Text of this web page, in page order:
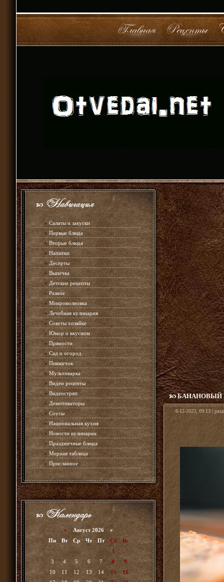
» Салаты и закуски
» Первые блюда
» Вторые блюда
» Напитки
»Десерты
» Выпечка
» Детские рецепты
» Разное
» Микроволновка
» Лечебная кулинария
» Советы хозяйке
» Юмор о вкусном
» Пряности
» Сад и огород
» Пикничок
» Мультиварка
» Видео рецепты
» Видеостряп
» Демотиваторы
» Соусы
» Национальная кухня
» Новости кулинарии
» Праздничные блюда
» Мерная таблица
» Присланное
« Август 2026 »
Пн
Вт Ср Чт Пт Сб
Вс
1
2
3
4 5 6 7 8
9
10
11 12 13 14 15
16
БАНАНОВЫЙ
6-12-2023, 09:13 |